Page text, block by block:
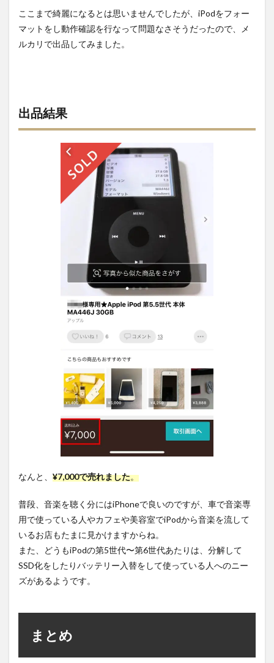
ここまで綺麗になるとは思いませんでしたが、iPodをフォー
マットをし動作確認を行なって問題なさそうだったので、メ
ルカリで出品してみました。
出品結果
なんと、 ¥7,000で売れました。
普段、音楽を聴く分にはiPhoneで良いのですが、車で音楽専
用で使っている人やカフェや美容室でiPodから音楽を流して
いるお店もたまに見かけますからね。
また、どうもiPodの第5世代〜第6世代あたりは、分解して
SSD化をしたりバッテリー入替をして使っている人へのニー
ズがあるようです。
まとめ